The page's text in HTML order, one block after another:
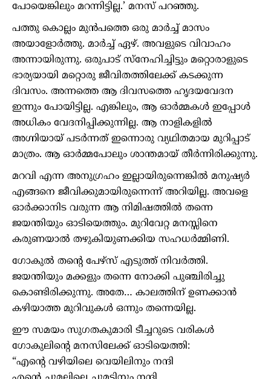
പോയെങ്കിലും മറന്നിട്ടില്ല.’ മനസ് പറഞ്ഞു.
പത്തു കൊല്ലം മുൻപത്തെ ഒരു മാർച്ച് മാസം
അയാളോർത്തു. മാർച്ച് ഏഴ്. അവളുടെ വിവാഹം
അന്നായിരുന്നു. ഒരുപാട് സ്നേഹിച്ചിട്ടും മറ്റൊരാളുടെ
ഭാര്യയായി മറ്റൊരു ജീവിതത്തിലേക്ക് കടക്കുന്ന
ദിവസം. അന്നത്തെ ആ ദിവസത്തെ ഹൃദയവേദന
ഇന്നും പോയിട്ടില്ല. എങ്കിലും, ആ ഓർമ്മകൾ ഇപ്പോൾ
അധികം വേദനിപ്പിക്കുന്നില്ല. ആ നാളികളിൽ
അഗ്നിയായ്‌ പടർന്നത് ഇന്നൊരു വ്യഥിതമായ മുറിപ്പാട്
മാത്രം. ആ ഓർമ്മപോലും ശാന്തമായ്‌ തീർന്നിരിക്കുന്നു.
മറവി എന്ന അനുഗ്രഹം ഇല്ലായിരുന്നെങ്കിൽ മനുഷ്യർ
എങ്ങനെ ജീവിക്കുമായിരുന്നെന്ന് അറിയില്ല. അവളെ
ഓർക്കാനിട വരുന്ന ആ നിമിഷത്തിൽ തന്നെ
ജയന്തിയും ഓടിയെത്തും. മുറിവേറ്റ മനസ്സിനെ
കരുണയാൽ തഴുകിയുണക്കിയ സഹധർമ്മിണി.
ഗോകുൽ തന്റെ പേഴ്‌സ് എടുത്ത് നിവർത്തി.
ജയന്തിയും മക്കളും തന്നെ നോക്കി പുഞ്ചിരിച്ചു
കൊണ്ടിരിക്കുന്നു. അതേ… കാലത്തിന് ഉണക്കാൻ
കഴിയാത്ത മുറിവുകൾ ഒന്നും തന്നെയില്ല.
ഈ സമയം സുഗതകുമാരി ടീച്ചറുടെ വരികൾ
ഗോകുലിന്റെ മനസിലേക്ക് ഓടിയെത്തി:
“എന്റെ വഴിയിലെ വെയിലിനും നന്ദി